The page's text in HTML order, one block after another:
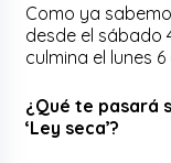
Como ya
desde el sábado
culmina el lunes
¿Qué te pasará
‘Ley seca’?